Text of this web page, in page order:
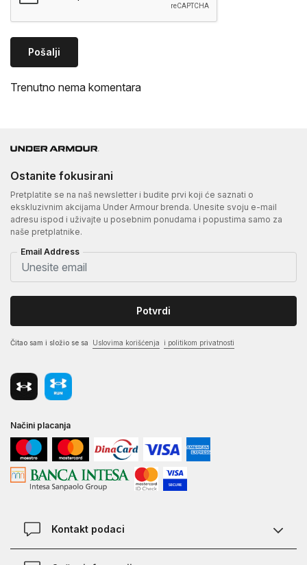
Pošalji
Trenutno nema komentara
Ostanite fokusirani
Pretplatite se na naš newsletter i budite prvi koji će saznati o
ekskluzivnim akcijama Under Armour brenda. Unesite svoju e-mail
adresu ispod i uživajte u posebnim ponudama i popustima samo za
naše pretplatnike.
Email Address
Potvrdi
Čitao sam i složio se sa Uslovima korišćenja i politikom privatnosti
Načini placanja
Kontakt podaci
Chat